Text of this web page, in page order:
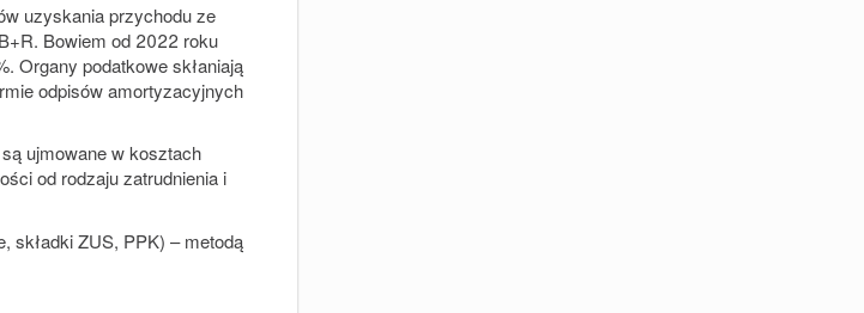
uzyskania przychodu ze
Bowiem od 2022 roku
Organy podatkowe skłaniają
odpisów amortyzacyjnych
ujmowane w kosztach
od rodzaju zatrudnienia i
składki ZUS, PPK) – metodą